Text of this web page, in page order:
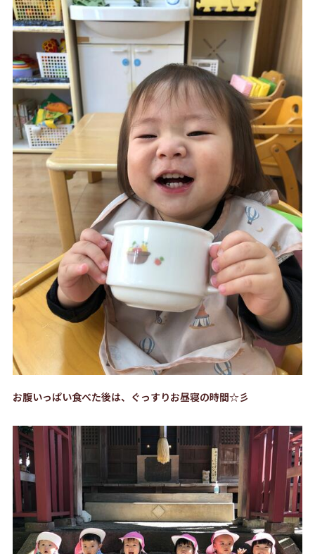
お腹いっぱい食べた後は、ぐっすりお昼寝の時間☆彡